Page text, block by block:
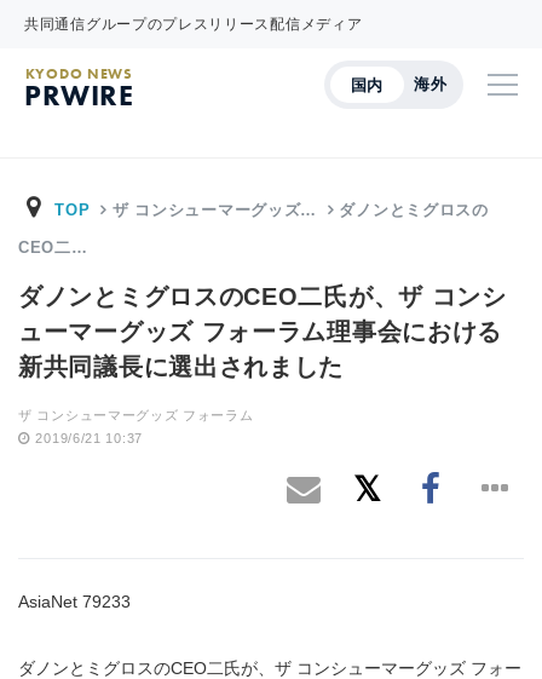
共同通信グループのプレスリリース配信メディア
国内 海外
KYODO NEWS
PRWIRE
TOP ザ コンシューマーグッズ… ダノンとミグロスの
CEO二…
ダノンとミグロスのCEO二氏が、ザ コンシ
ューマーグッズ フォーラム理事会における
新共同議長に選出されました
ザ コンシューマーグッズ フォーラム
2019/6/21 10:37
AsiaNet 79233
ダノンとミグロスのCEO二氏が、ザ コンシューマーグッズ フォー